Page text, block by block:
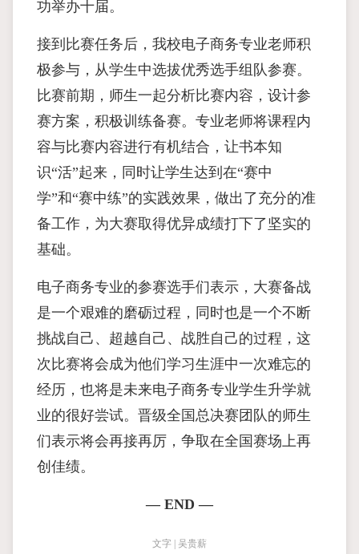
功举办十届。
接到比赛任务后，我校电子商务专业老师积
极参与，从学生中选拔优秀选手组队参赛。
比赛前期，师生一起分析比赛内容，设计参
赛方案，积极训练备赛。专业老师将课程内
容与比赛内容进行有机结合，让书本知
识“活”起来，同时让学生达到在“赛中
学”和“赛中练”的实践效果，做出了充分的准
备工作，为大赛取得优异成绩打下了坚实的
基础。
电子商务专业的参赛选手们表示，大赛备战
是一个艰难的磨砺过程，同时也是一个不断
挑战自己、超越自己、战胜自己的过程，这
次比赛将会成为他们学习生涯中一次难忘的
经历，也将是未来电子商务专业学生升学就
业的很好尝试。晋级全国总决赛团队的师生
们表示将会再接再厉，争取在全国赛场上再
创佳绩。
— END —
文字 | 吴贵薪